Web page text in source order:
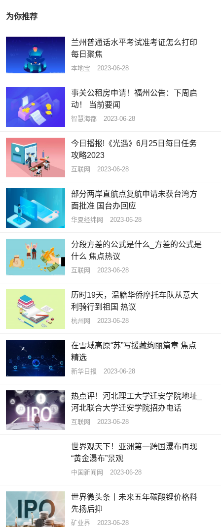
为你推荐
兰州普通话水平考试准考证怎么打印
每日聚焦
本地宝 2023-06-28
事关公租房申请！福州公告：下周启
动！ 当前要闻
智慧海都 2023-06-28
今日播报!《光遇》6月25日每日任务
攻略2023
互联网 2023-06-28
部分两岸直航点复航申请未获台湾方
面批准 国台办回应
华夏经纬网 2023-06-28
分段方差的公式是什么_方差的公式是
什么 焦点热议
互联网 2023-06-28
历时19天，温籍华侨摩托车队从意大
利骑行到祖国 热议
杭州网 2023-06-28
在雪域高原“苏”写援藏绚丽篇章 焦点
精选
新华日报 2023-06-28
热点评！河北理工大学迁安学院地址_
河北联合大学迁安学院招办电话
互联网 2023-06-28
世界观天下！亚洲第一跨国瀑布再现
“黄金瀑布”景观
中国新闻网 2023-06-28
世界微头条丨未来五年碳酸锂价格料
先扬后抑
矿业界 2023-06-28